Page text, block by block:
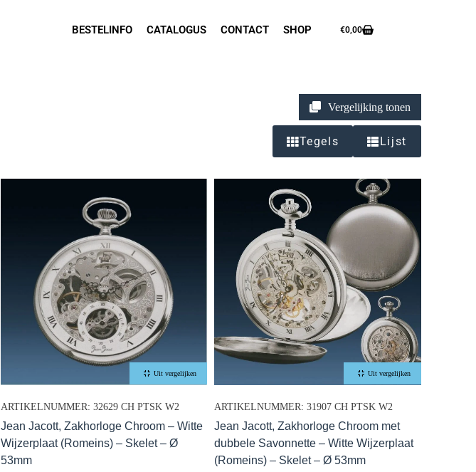
BESTELINFO CATALOGUS CONTACT SHOP €0,00
Vergelijking tonen
Tegels Lijst
Uit vergelijken
ARTIKELNUMMER: 32629 CH PTSK W2
Jean Jacott, Zakhorloge Chroom – Witte
Wijzerplaat (Romeins) – Skelet – Ø
53mm
Uit vergelijken
ARTIKELNUMMER: 31907 CH PTSK W2
Jean Jacott, Zakhorloge Chroom met
dubbele Savonnette – Witte Wijzerplaat
(Romeins) – Skelet – Ø 53mm